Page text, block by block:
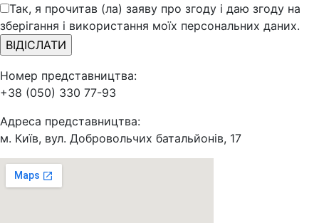
Так, я прочитав (ла) заяву про згоду і даю згоду на
зберігання і використання моїх персональних даних.
Номер представництва:
+38 (050) 330 77-93
Адреса представництва:
м. Київ, вул. Добровольчих батальйонів, 17